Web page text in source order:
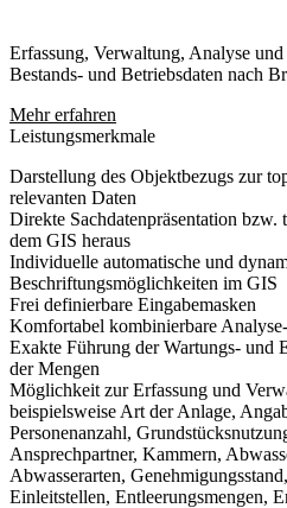
Erfassung, Verwaltung, Analyse
Bestands- und Betriebsdaten nach
Mehr erfahren
Leistungsmerkmale
Darstellung des Objektbezugs zur
relevanten Daten
Direkte Sachdatenpräsentation bzw.
dem GIS heraus
Individuelle automatische und
Beschriftungsmöglichkeiten im GIS
Frei definierbare Eingabemasken
Komfortabel kombinierbare
Exakte Führung der Wartungs- und
der Mengen
Möglichkeit zur Erfassung und
beispielsweise Art der Anlage,
Personenanzahl,
Ansprechpartner, Kammern,
Abwasserarten,
Einleitstellen, Entleerungsmengen,